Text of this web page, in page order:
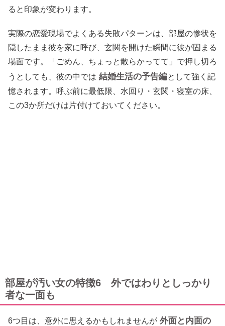
ると印象が変わります。
実際の恋愛現場でよくある失敗パターンは、部屋の惨状を
隠したまま彼を家に呼び、玄関を開けた瞬間に彼が固まる
場面です。「ごめん、ちょっと散らかってて」で押し切ろ
うとしても、彼の中では 結婚生活の予告編として強く記
憶されます。呼ぶ前に最低限、水回り・玄関・寝室の床、
この3か所だけは片付けておいてください。
部屋が汚い女の特徴6 外ではわりとしっかり
者な一面も
6つ目は、意外に思えるかもしれませんが 外面と内面の